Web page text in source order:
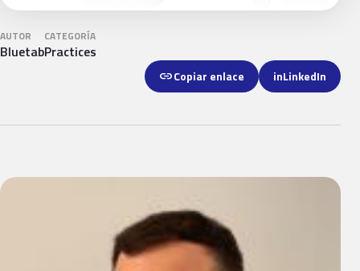
AUTOR
Bluetab
CATEGORÍA
Practices
linkCopiar enlace inLinkedIn